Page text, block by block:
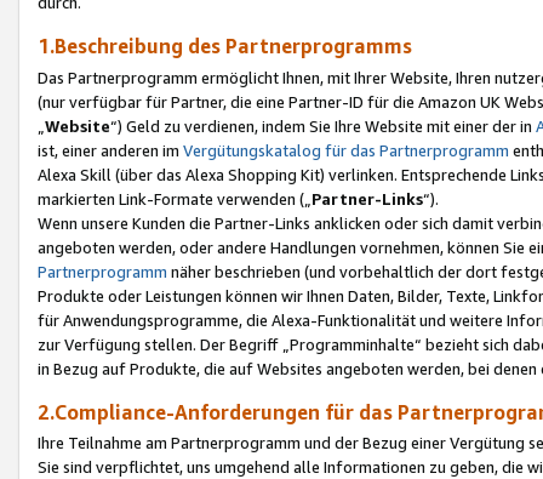
1.Beschreibung des Partnerprogramms
Das Partnerprogramm ermöglicht Ihnen, mit Ihrer Website, Ihren
(nur verfügbar für Partner, die eine Partner-ID für die Amazon UK
Website“) Geld zu verdienen, indem Sie Ihre Website mit einer der in
ist, einer anderen im Vergütungskatalog für das Partnerprogramm
Alexa Skill (über das Alexa Shopping Kit) verlinken. Entsprechende
markierten Link-Formate verwenden („ Partner-Links“).
Wenn unsere Kunden die Partner-Links anklicken oder sich damit
angeboten werden, oder andere Handlungen vornehmen, können Sie
Partnerprogramm näher beschrieben (und vorbehaltlich der dort
Produkte oder Leistungen können wir Ihnen Daten, Bilder, Texte,
für Anwendungsprogramme, die Alexa-Funktionalität und weitere
zur Verfügung stellen. Der Begriff „Programminhalte“ bezieht sich
in Bezug auf Produkte, die auf Websites angeboten werden, bei
2.Compliance-Anforderungen für das
Ihre Teilnahme am Partnerprogramm und der Bezug einer Vergütung
Sie sind verpflichtet, uns umgehend alle Informationen zu geben, die